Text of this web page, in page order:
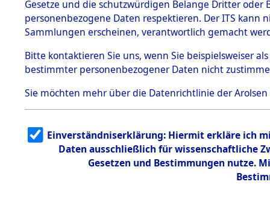
1.2.9.1
Effekten aus
dem KZ
Dachau
1.2.9.2
Effekten aus
dem KZ
Bayerisches
1.2.9.3
Effekten aus
dem KZ
Neuengamm
Einen Kommentar
Gesetze und die schutzwürdigen Belange Dritter
personenbezogene Daten respektieren. Der ITS
Sammlungen erscheinen, verantwortlich gemacht
Bitte kontaktieren Sie uns, wenn Sie beispielsweiser
bestimmter personenbezogener Daten nicht
Sie möchten mehr über die Datenrichtlinie der Arolsen
Einverständniserklärung: Hiermit erkläre ich
Daten ausschließlich für wissenschaftliche
Gesetzen und Bestimmungen nutze.